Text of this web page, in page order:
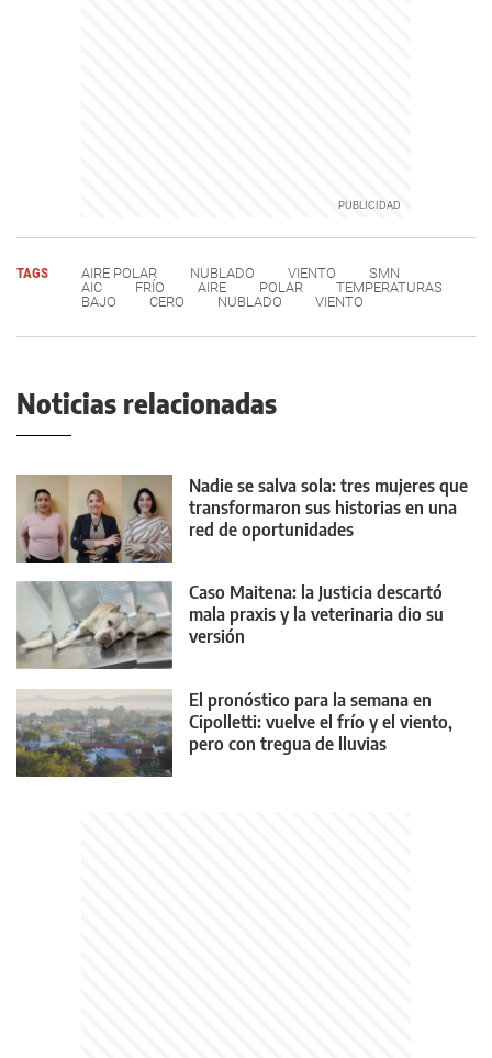
TAGS AIRE POLAR NUBLADO VIENTO
SMN
AIC
FRÍO AIRE POLAR
TEMPERATURAS
BAJO
CERO NUBLADO VIENTO
Noticias relacionadas
Nadie se salva sola: tres mujeres que
transformaron sus historias en una
red de oportunidades
Caso Maitena: la Justicia descartó
mala praxis y la veterinaria dio su
versión
El pronóstico para la semana en
Cipolletti: vuelve el frío y el viento,
pero con tregua de lluvias